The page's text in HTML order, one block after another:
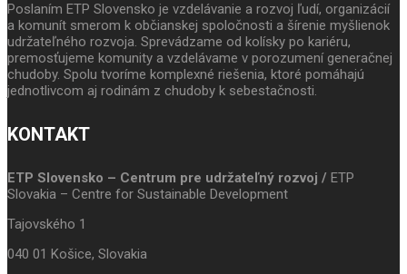
Poslaním ETP Slovensko je vzdelávanie a rozvoj ľudí, organizácií
a komunít smerom k občianskej spoločnosti a šírenie myšlienok
udržateľného rozvoja. Sprevádzame od kolísky po kariéru,
premosťujeme komunity a vzdelávame v porozumení generačnej
chudoby. Spolu tvoríme komplexné riešenia, ktoré pomáhajú
jednotlivcom aj rodinám z chudoby k sebestačnosti.
KONTAKT
ETP Slovensko – Centrum pre udržateľný rozvoj / ETP
Slovakia – Centre for Sustainable Development
Tajovského 1
040 01 Košice, Slovakia